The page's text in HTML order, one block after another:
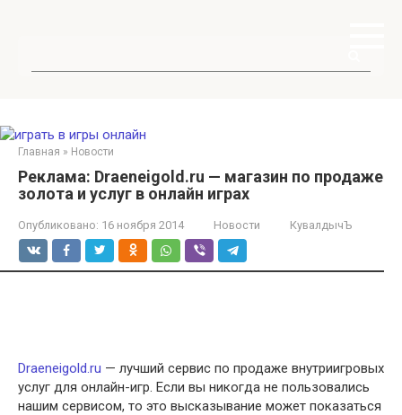
Главная » Новости
Реклама: Draeneigold.ru — магазин по продаже
золота и услуг в онлайн играх
Опубликовано: 16 ноября 2014 Новости КувалдычЪ
Draeneigold.ru — лучший сервис по продаже внутриигровых
услуг для онлайн-игр. Если вы никогда не пользовались
нашим сервисом, то это высказывание может показаться